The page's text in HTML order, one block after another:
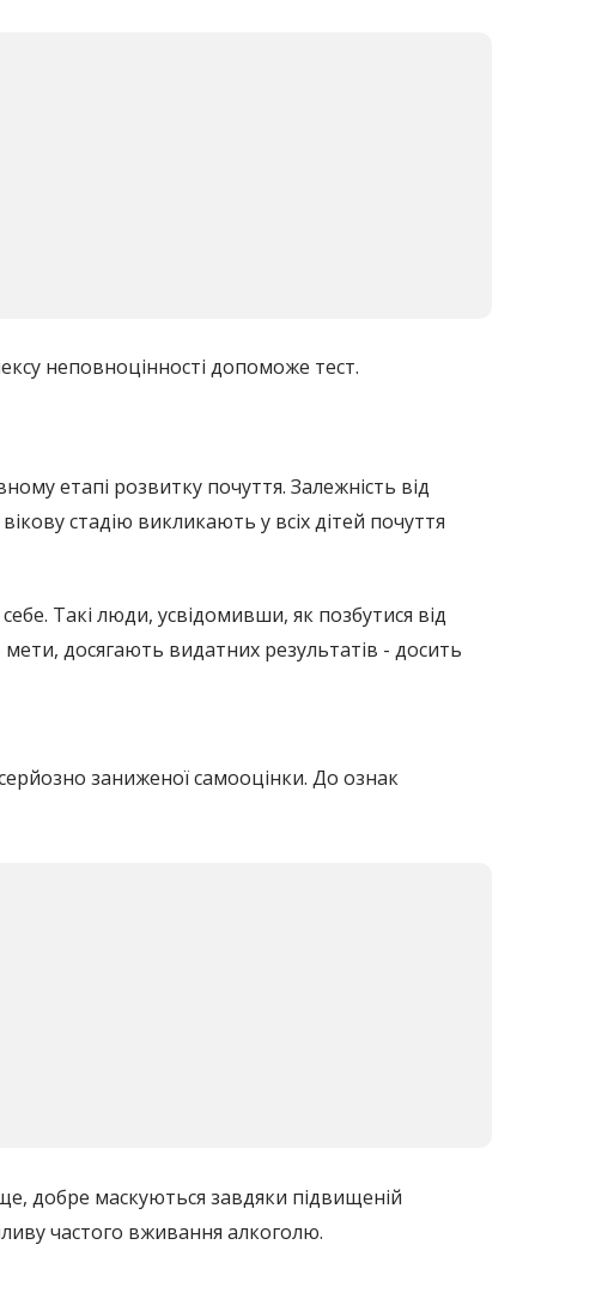
неповноцінності допоможе тест.
етапі розвитку почуття. Залежність від
стадію викликають у всіх дітей почуття
Такі люди, усвідомивши, як позбутися від
досягають видатних результатів - досить
заниженої самооцінки. До ознак
добре маскуються завдяки підвищеній
частого вживання алкоголю.